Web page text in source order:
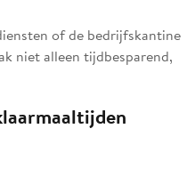
of de bedrijfskantine
niet alleen tijdbesparend,